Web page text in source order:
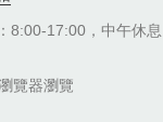
助學行動扭轉貧童
舉人提供明確事